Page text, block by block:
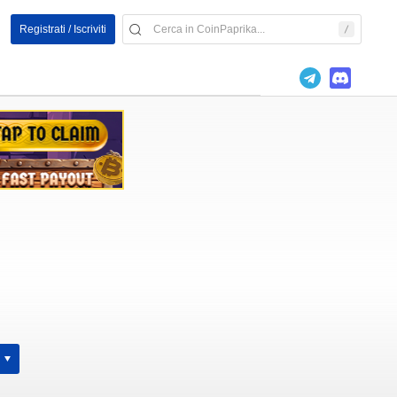
Registrati / Iscriviti